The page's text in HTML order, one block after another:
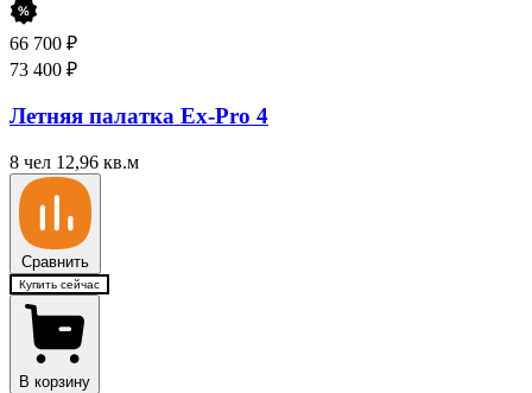
66 700 ₽
73 400 ₽
Летняя палатка Ex-Pro 4
8 чел 12,96 кв.м
Сравнить
Купить сейчас
В корзину